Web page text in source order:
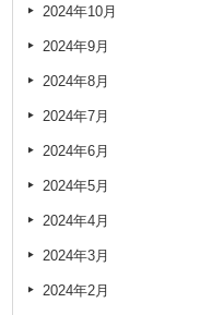
2024年10月
2024年9月
2024年8月
2024年7月
2024年6月
2024年5月
2024年4月
2024年3月
2024年2月